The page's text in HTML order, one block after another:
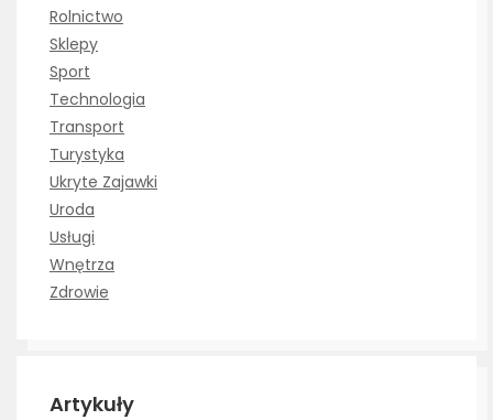
Rolnictwo
Sklepy
Sport
Technologia
Transport
Turystyka
Ukryte Zajawki
Uroda
Usługi
Wnętrza
Zdrowie
Artykuły